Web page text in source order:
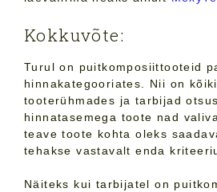
Kokkuvõte:
Turul on puitkomposiittooteid
hinnakategooriates. Nii on
tooterühmades ja tarbijad
hinnatasemega toote nad
teave toote kohta oleks
tehakse vastavalt enda
Näiteks kui tarbijatel on